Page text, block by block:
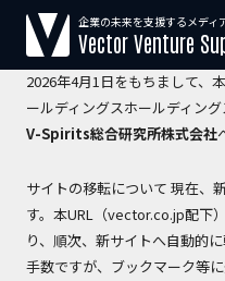
【運営会社変更
2026年4月1日をもちまして、
ールディングスホールディング
V-Spirits総合研究所株式会社
サイトの移転について 現在、
す。本URL（vector.co.jp配下
り、順次、新サイトへ自動的
手数ですが、ブックマーク等
企業の未来を支援するメディ
Vector Venture